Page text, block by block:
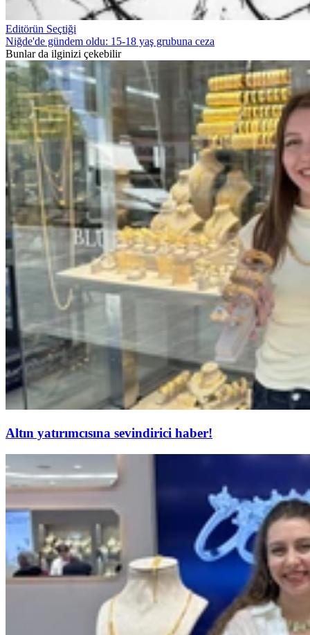
Editörün Seçtiği
Niğde'de gündem oldu: 15-18 yaş grubuna ceza
Bunlar da ilginizi çekebilir
Altın yatırımcısına sevindirici haber!